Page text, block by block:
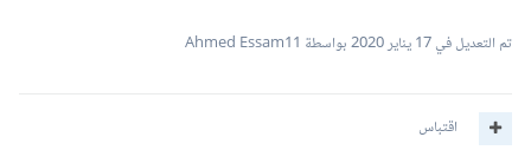
تم التعديل في17 يناير 2020 بواسطة Ahmed Essam11
اقتباس